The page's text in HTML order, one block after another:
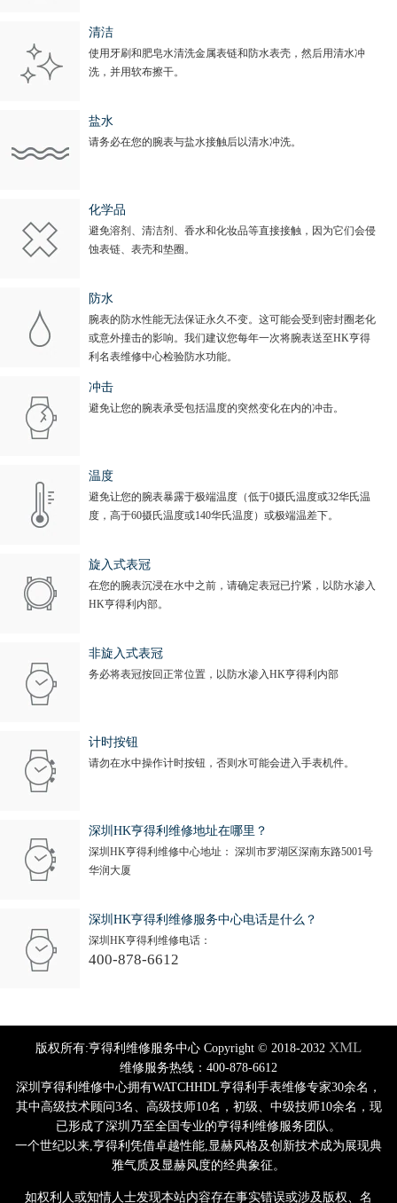
清洁
使用牙刷和肥皂水清洗金属表链和防水表壳，然后用清水冲
洗，并用软布擦干。
盐水
请务必在您的腕表与盐水接触后以清水冲洗。
化学品
避免溶剂、清洁剂、香水和化妆品等直接接触，因为它们会侵
蚀表链、表壳和垫圈。
防水
腕表的防水性能无法保证永久不变。这可能会受到密封圈老化
或意外撞击的影响。我们建议您每年一次将腕表送至HK亨得
利名表维修中心检验防水功能。
冲击
避免让您的腕表承受包括温度的突然变化在内的冲击。
温度
避免让您的腕表暴露于极端温度（低于0摄氏温度或32华氏温
度，高于60摄氏温度或140华氏温度）或极端温差下。
旋入式表冠
在您的腕表沉浸在水中之前，请确定表冠已拧紧，以防水渗入
HK亨得利内部。
非旋入式表冠
务必将表冠按回正常位置，以防水渗入HK亨得利内部
计时按钮
请勿在水中操作计时按钮，否则水可能会进入手表机件。
深圳HK亨得利维修地址在哪里？
深圳HK亨得利维修中心地址： 深圳市罗湖区深南东路5001号
华润大厦
深圳HK亨得利维修服务中心电话是什么？
深圳HK亨得利维修电话：
400-878-6612
版权所有:亨得利维修服务中心 Copyright © 2018-2032 XML
维修服务热线：400-878-6612
深圳亨得利维修中心拥有WATCHHDL亨得利手表维修专家30余名，
其中高级技术顾问3名、高级技师10名，初级、中级技师10余名，现
已形成了深圳乃至全国专业的亨得利维修服务团队。
一个世纪以来,亨得利凭借卓越性能,显赫风格及创新技术成为展现典
雅气质及显赫风度的经典象征。
如权利人或知情人士发现本站内容存在事实错误或涉及版权、名